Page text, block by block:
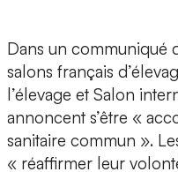
Dans un communiqué
salons français
l’élevage et Salon
annoncent s’être «
sanitaire commun ».
« réaffirmer leur